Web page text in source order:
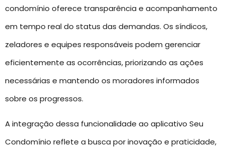
condomínio oferece transparência e acompanhamento
em tempo real do status das demandas. Os síndicos,
zeladores e equipes responsáveis podem gerenciar
eficientemente as ocorrências, priorizando as ações
necessárias e mantendo os moradores informados
sobre os progressos.
A integração dessa funcionalidade ao aplicativo Seu
Condomínio reflete a busca por inovação e praticidade,